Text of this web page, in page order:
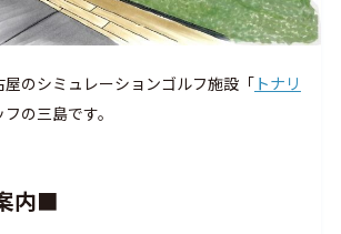
屋のシミュレーションゴルフ施設「トナリ
の三島です。
内■